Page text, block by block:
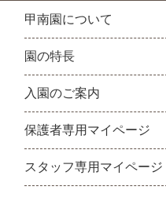
甲南園について
園の特長
入園のご案内
保護者専用マイページ
スタッフ専用マイページ